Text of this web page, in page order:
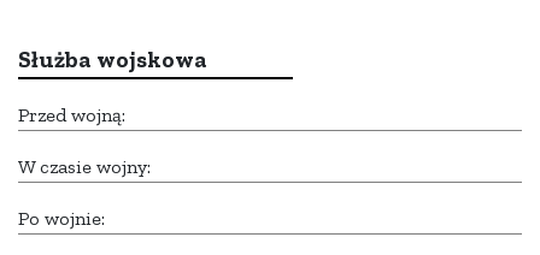
Służba wojskowa
Przed wojną:
W czasie wojny:
Po wojnie: